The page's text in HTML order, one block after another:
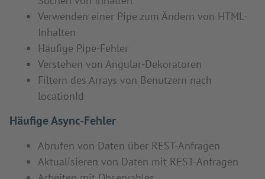
Verwenden einer Pipe zum Ändern von HTML-
Inhalten
Häufige Pipe-Fehler
Verstehen von Angular-Dekoratoren
Filtern des Arrays von Benutzern nach
locationId
Häufige Async-Fehler
Abrufen von Daten über REST-Anfragen
Aktualisieren von Daten mit REST-Anfragen